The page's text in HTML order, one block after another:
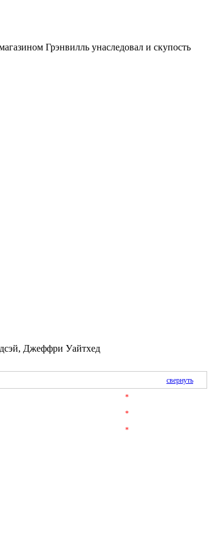
Грэнвилль унаследовал и скупость
Джеффри Уайтхед
свернуть
*
*
*